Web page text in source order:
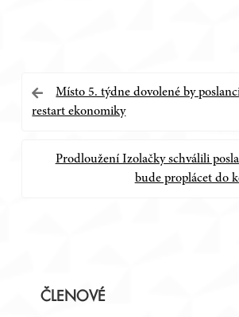
Navigace
příspěvek
Místo 5. týdne dovolené by
restart ekonomiky
Prodloužení Izolačky schválili
bude proplácet do
ČLENOVÉ